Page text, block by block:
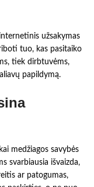
užsakymas
tuo, kas pasitaiko
tiek dirbtuvėms,
papildymą.
medžiagos savybės
svarbiausia išvaizda,
ar patogumas,